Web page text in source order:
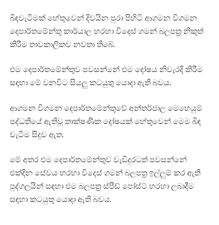
බිඳවැටීමක් හේතුවෙන් දිවයින පුරා පිහිටි ආගමන විගමන
දෙපාර්තමේන්තු කාර්යාල හරහා විදෙස් ගමන් බලපත්‍ර නිකුත්
කිරීම තාවකාලිකව නවතා තිබේ.
එම දෙපාර්තමේන්තුව පවසන්නේ එම දෝෂය නිවැරදි කිරීම
සඳහා මේ වනවිට සියලු කටයුතු යොදා ඇති බවය.
ආගමන විගමන දෙපාර්තමේන්තුවේ අන්තර්ජාල මෙහෙයුම්
පද්ධතියේ ඇතිවූ තාක්ෂණික දෝෂයක් හේතුවෙන් මෙම බිඳ
වැටීම සිදුව ඇත.
මේ අතර එම දෙපාර්තමේන්තුව වැඩිදුරටත් පවසන්නේ
එක්දින සේවය හරහා විදෙස් ගමන් බලපත්‍ර ඉල්ලුම් කර ඇති
පුද්ගලයින් සඳහා එම බලපත්‍ර ස්පීඩ් පෝස්ට් හරහා ලබාදීම
සඳහා කටයුතු යොදා ඇති බවය.